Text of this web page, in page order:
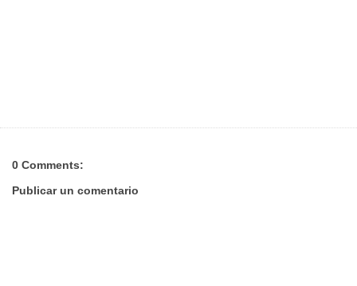
0 Comments:
Publicar un comentario